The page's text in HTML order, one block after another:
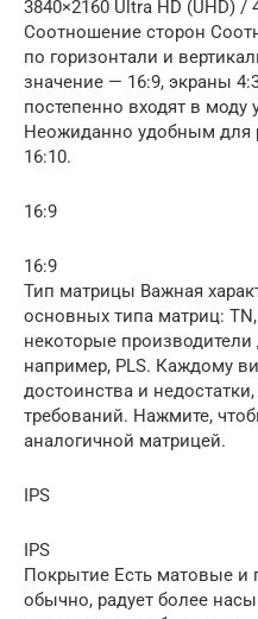
3840×2160 Ultra HD (UHD) /
Соотношение сторон
по горизонтали и
значение — 16:9, экраны
постепенно входят в моду
Неожиданно удобным для
16:10.
16:9
16:9
Тип матрицы Важная
основных типа матриц:
некоторые
например, PLS. Каждому
достоинства и
требований. Нажмите,
аналогичной матрицей.
IPS
IPS
Покрытие Есть матовые и
обычно, радует более